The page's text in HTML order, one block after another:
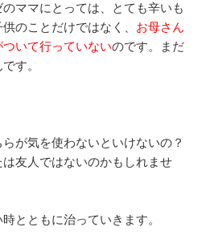
ママにとっては、とても辛いも
のことだけではなく、 お母さん
いて行っていないのです。まだ
す。
が気を使わないといけないの？
友人ではないのかもしれませ
とともに治っていきます。